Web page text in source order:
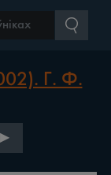
Г. Ф.
▶